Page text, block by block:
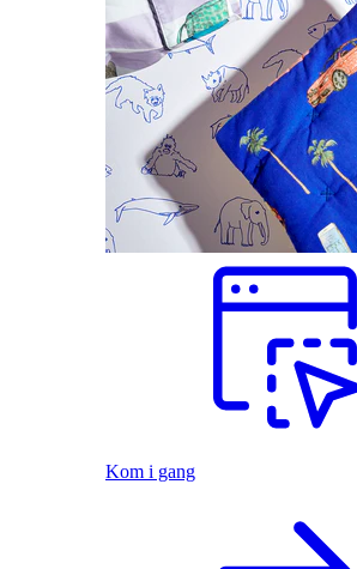
Kom i gang